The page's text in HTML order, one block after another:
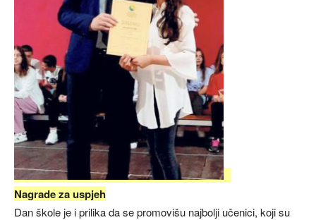
Nagrade za uspjeh
Dan škole je i prilika da se promovišu najbolji učenici, koji su